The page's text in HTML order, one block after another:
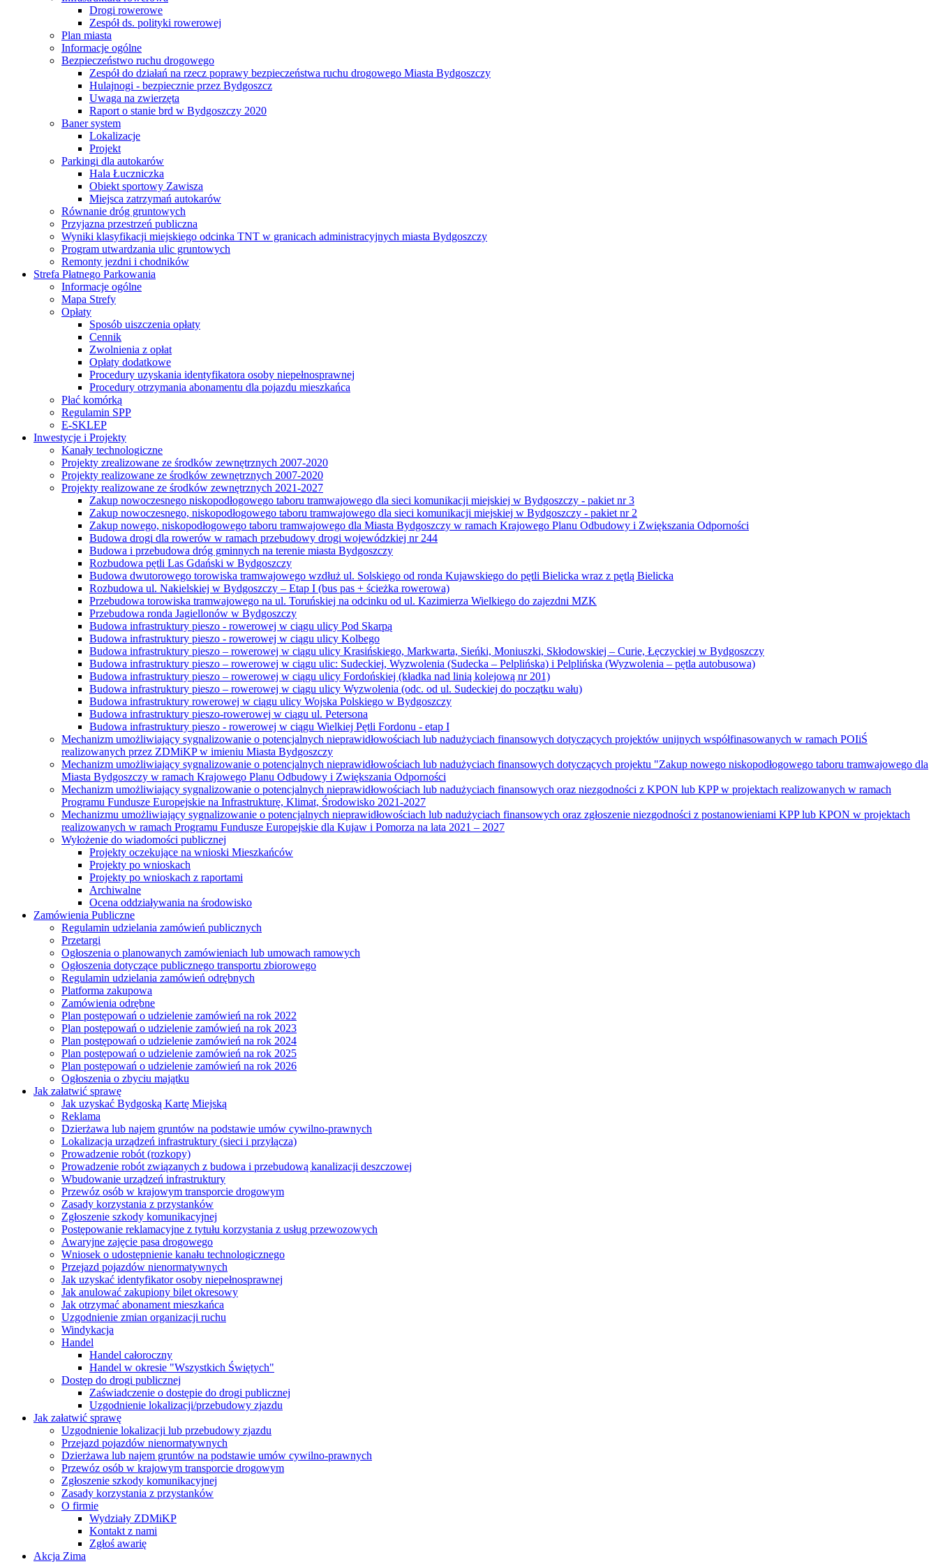
Drogi rowerowe
Zespół ds. polityki rowerowej
Plan miasta
Informacje ogólne
Bezpieczeństwo ruchu drogowego
Zespół do działań na rzecz poprawy bezpieczeństwa ruchu drogowego Miasta Bydgoszczy
Hulajnogi - bezpiecznie przez Bydgoszcz
Uwaga na zwierzęta
Raport o stanie brd w Bydgoszczy 2020
Baner system
Lokalizacje
Projekt
Parkingi dla autokarów
Hala Łuczniczka
Obiekt sportowy Zawisza
Miejsca zatrzymań autokarów
Równanie dróg gruntowych
Przyjazna przestrzeń publiczna
Wyniki klasyfikacji miejskiego odcinka TNT w granicach administracyjnych miasta Bydgoszczy
Program utwardzania ulic gruntowych
Remonty jezdni i chodników
Strefa Płatnego Parkowania
Informacje ogólne
Mapa Strefy
Opłaty
Sposób uiszczenia opłaty
Cennik
Zwolnienia z opłat
Opłaty dodatkowe
Procedury uzyskania identyfikatora osoby niepełnosprawnej
Procedury otrzymania abonamentu dla pojazdu mieszkańca
Płać komórką
Regulamin SPP
E-SKLEP
Inwestycje i Projekty
Kanały technologiczne
Projekty zrealizowane ze środków zewnętrznych 2007-2020
Projekty realizowane ze środków zewnętrznych 2007-2020
Projekty realizowane ze środków zewnętrznych 2021-2027
Zakup nowoczesnego niskopodłogowego taboru tramwajowego dla sieci komunikacji miejskiej w Bydgoszczy - pakiet nr 3
Zakup nowoczesnego, niskopodłogowego taboru tramwajowego dla sieci komunikacji miejskiej w Bydgoszczy - pakiet nr 2
Zakup nowego, niskopodłogowego taboru tramwajowego dla Miasta Bydgoszczy w ramach Krajowego Planu Odbudowy i Zwiększania Odporności
Budowa drogi dla rowerów w ramach przebudowy drogi wojewódzkiej nr 244
Budowa i przebudowa dróg gminnych na terenie miasta Bydgoszczy
Rozbudowa pętli Las Gdański w Bydgoszczy
Budowa dwutorowego torowiska tramwajowego wzdłuż ul. Solskiego od ronda Kujawskiego do pętli Bielicka wraz z pętlą Bielicka
Rozbudowa ul. Nakielskiej w Bydgoszczy – Etap I (bus pas + ścieżka rowerowa)
Przebudowa torowiska tramwajowego na ul. Toruńskiej na odcinku od ul. Kazimierza Wielkiego do zajezdni MZK
Przebudowa ronda Jagiellonów w Bydgoszczy
Budowa infrastruktury pieszo - rowerowej w ciągu ulicy Pod Skarpą
Budowa infrastruktury pieszo - rowerowej w ciągu ulicy Kolbego
Budowa infrastruktury pieszo – rowerowej w ciągu ulicy Krasińskiego, Markwarta, Sieńki, Moniuszki, Skłodowskiej – Curie, Łęczyckiej w Bydgoszczy
Budowa infrastruktury pieszo – rowerowej w ciągu ulic: Sudeckiej, Wyzwolenia (Sudecka – Pelplińska) i Pelplińska (Wyzwolenia – pętla autobusowa)
Budowa infrastruktury pieszo – rowerowej w ciągu ulicy Fordońskiej (kładka nad linią kolejową nr 201)
Budowa infrastruktury pieszo – rowerowej w ciągu ulicy Wyzwolenia (odc. od ul. Sudeckiej do początku wału)
Budowa infrastruktury rowerowej w ciągu ulicy Wojska Polskiego w Bydgoszczy
Budowa infrastruktury pieszo-rowerowej w ciągu ul. Petersona
Budowa infrastruktury pieszo - rowerowej w ciągu Wielkiej Pętli Fordonu - etap I
Mechanizm umożliwiający sygnalizowanie o potencjalnych nieprawidłowościach lub nadużyciach finansowych dotyczących projektów unijnych współfinasowanych w ramach POIiŚ
realizowanych przez ZDMiKP w imieniu Miasta Bydgoszczy
Mechanizm umożliwiający sygnalizowanie o potencjalnych nieprawidłowościach lub nadużyciach finansowych dotyczących projektu "Zakup nowego niskopodłogowego taboru tramwajowego dla
Miasta Bydgoszczy w ramach Krajowego Planu Odbudowy i Zwiększania Odporności
Mechanizm umożliwiający sygnalizowanie o potencjalnych nieprawidłowościach lub nadużyciach finansowych oraz niezgodności z KPON lub KPP w projektach realizowanych w ramach
Programu Fundusze Europejskie na Infrastrukturę, Klimat, Środowisko 2021-2027
Mechanizmu umożliwiający sygnalizowanie o potencjalnych nieprawidłowościach lub nadużyciach finansowych oraz zgłoszenie niezgodności z postanowieniami KPP lub KPON w projektach
realizowanych w ramach Programu Fundusze Europejskie dla Kujaw i Pomorza na lata 2021 – 2027
Wyłożenie do wiadomości publicznej
Projekty oczekujące na wnioski Mieszkańców
Projekty po wnioskach
Projekty po wnioskach z raportami
Archiwalne
Ocena oddziaływania na środowisko
Zamówienia Publiczne
Regulamin udzielania zamówień publicznych
Przetargi
Ogłoszenia o planowanych zamówieniach lub umowach ramowych
Ogłoszenia dotyczące publicznego transportu zbiorowego
Regulamin udzielania zamówień odrębnych
Platforma zakupowa
Zamówienia odrębne
Plan postępowań o udzielenie zamówień na rok 2022
Plan postępowań o udzielenie zamówień na rok 2023
Plan postępowań o udzielenie zamówień na rok 2024
Plan postępowań o udzielenie zamówień na rok 2025
Plan postępowań o udzielenie zamówień na rok 2026
Ogłoszenia o zbyciu majątku
Jak załatwić sprawę
Jak uzyskać Bydgoską Kartę Miejską
Reklama
Dzierżawa lub najem gruntów na podstawie umów cywilno-prawnych
Lokalizacja urządzeń infrastruktury (sieci i przyłącza)
Prowadzenie robót (rozkopy)
Prowadzenie robót związanych z budowa i przebudową kanalizacji deszczowej
Wbudowanie urządzeń infrastruktury
Przewóz osób w krajowym transporcie drogowym
Zasady korzystania z przystanków
Zgłoszenie szkody komunikacyjnej
Postępowanie reklamacyjne z tytułu korzystania z usług przewozowych
Awaryjne zajęcie pasa drogowego
Wniosek o udostępnienie kanału technologicznego
Przejazd pojazdów nienormatywnych
Jak uzyskać identyfikator osoby niepełnosprawnej
Jak anulować zakupiony bilet okresowy
Jak otrzymać abonament mieszkańca
Uzgodnienie zmian organizacji ruchu
Windykacja
Handel
Handel całoroczny
Handel w okresie "Wszystkich Świętych"
Dostęp do drogi publicznej
Zaświadczenie o dostępie do drogi publicznej
Uzgodnienie lokalizacji/przebudowy zjazdu
Jak załatwić sprawę
Uzgodnienie lokalizacji lub przebudowy zjazdu
Przejazd pojazdów nienormatywnych
Dzierżawa lub najem gruntów na podstawie umów cywilno-prawnych
Przewóz osób w krajowym transporcie drogowym
Zgłoszenie szkody komunikacyjnej
Zasady korzystania z przystanków
O firmie
Wydziały ZDMiKP
Kontakt z nami
Zgłoś awarię
Akcja Zima